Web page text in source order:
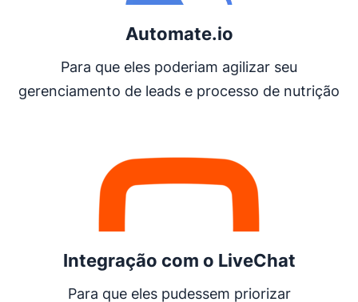
Automate.io
Para que eles poderiam agilizar seu
gerenciamento de leads e processo de nutrição
Integração com o LiveChat
Para que eles pudessem priorizar